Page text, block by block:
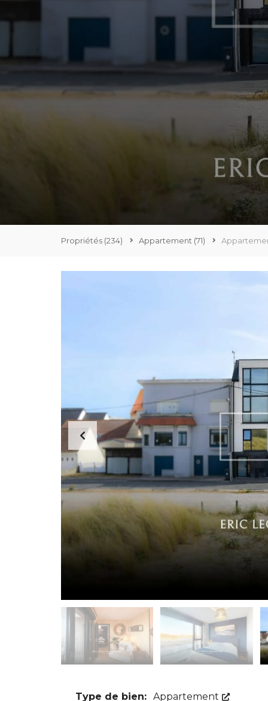
Propriétés (234) Appartement (71)
Type de bien: Appartement